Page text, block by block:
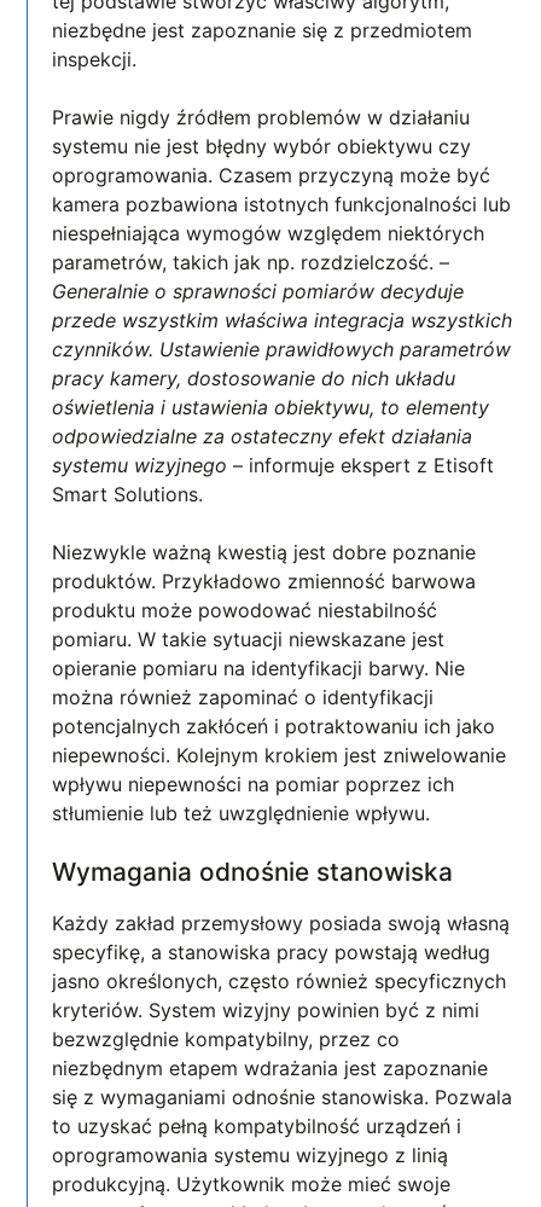
niezbędne jest zapoznanie się z przedmiotem
inspekcji.
Prawie nigdy źródłem problemów w działaniu
systemu nie jest błędny wybór obiektywu czy
oprogramowania. Czasem przyczyną może być
kamera pozbawiona istotnych funkcjonalności lub
niespełniająca wymogów względem niektórych
parametrów, takich jak np. rozdzielczość. –
Generalnie o sprawności pomiarów decyduje
przede wszystkim właściwa integracja wszystkich
czynników. Ustawienie prawidłowych parametrów
pracy kamery, dostosowanie do nich układu
oświetlenia i ustawienia obiektywu, to elementy
odpowiedzialne za ostateczny efekt działania
systemu wizyjnego – informuje ekspert z Etisoft
Smart Solutions.
Niezwykle ważną kwestią jest dobre poznanie
produktów. Przykładowo zmienność barwowa
produktu może powodować niestabilność
pomiaru. W takie sytuacji niewskazane jest
opieranie pomiaru na identyfikacji barwy. Nie
można również zapominać o identyfikacji
potencjalnych zakłóceń i potraktowaniu ich jako
niepewności. Kolejnym krokiem jest zniwelowanie
wpływu niepewności na pomiar poprzez ich
stłumienie lub też uwzględnienie wpływu.
Wymagania odnośnie stanowiska
Każdy zakład przemysłowy posiada swoją własną
specyfikę, a stanowiska pracy powstają według
jasno określonych, często również specyficznych
kryteriów. System wizyjny powinien być z nimi
bezwzględnie kompatybilny, przez co
niezbędnym etapem wdrażania jest zapoznanie
się z wymaganiami odnośnie stanowiska. Pozwala
to uzyskać pełną kompatybilność urządzeń i
oprogramowania systemu wizyjnego z linią
produkcyjną. Użytkownik może mieć swoje